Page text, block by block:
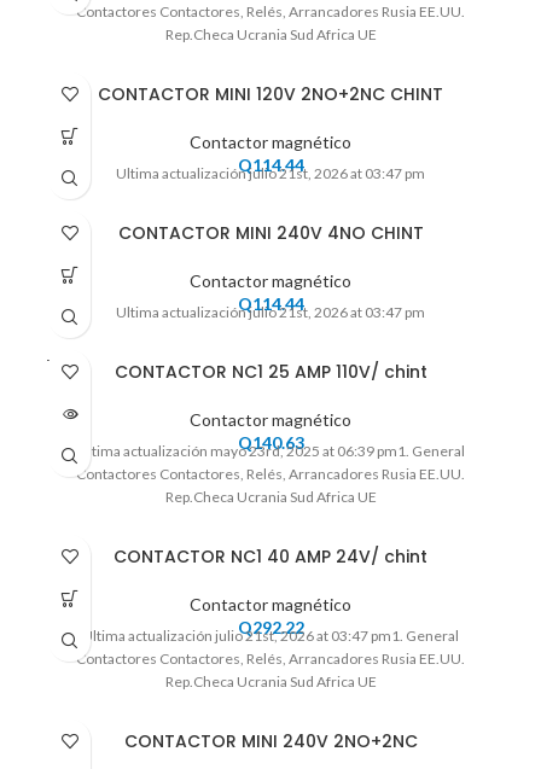
Contactores Contactores, Relés, Arrancadores Rusia EE.UU.
Rep.Checa Ucrania Sud Africa UE
CONTACTOR MINI 120V 2NO+2NC CHINT
Contactor magnético
Q114.44
Ultima actualización julio 21st, 2026 at 03:47 pm
CONTACTOR MINI 240V 4NO CHINT
Contactor magnético
Q114.44
Ultima actualización julio 21st, 2026 at 03:47 pm
VENDI
DO
CONTACTOR NC1 25 AMP 110V/ chint
Contactor magnético
Q140.63
Ultima actualización mayo 23rd, 2025 at 06:39 pm1. General
Contactores Contactores, Relés, Arrancadores Rusia EE.UU.
Rep.Checa Ucrania Sud Africa UE
CONTACTOR NC1 40 AMP 24V/ chint
Contactor magnético
Q292.22
Ultima actualización julio 21st, 2026 at 03:47 pm1. General
Contactores Contactores, Relés, Arrancadores Rusia EE.UU.
Rep.Checa Ucrania Sud Africa UE
CONTACTOR MINI 240V 2NO+2NC